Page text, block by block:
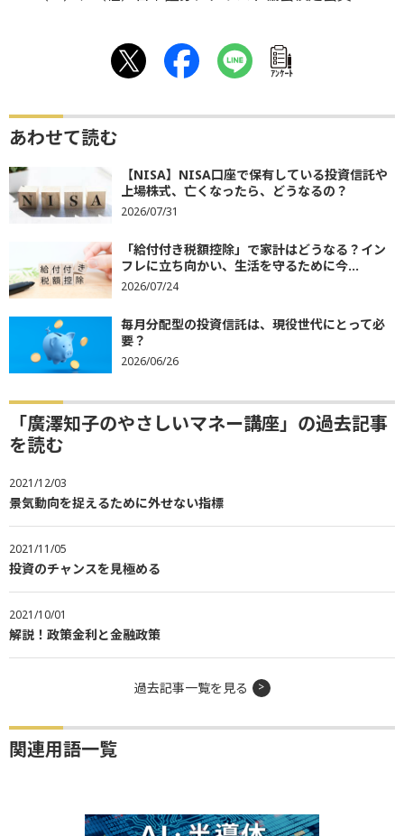
ｱﾝｹｰﾄ
あわせて読む
【NISA】NISA口座で保有している投資信託や
上場株式、亡くなったら、どうなるの？
2026/07/31
「給付付き税額控除」で家計はどうなる？イン
フレに立ち向かい、生活を守るために今...
2026/07/24
毎月分配型の投資信託は、現役世代にとって必
要？
2026/06/26
「廣澤知子のやさしいマネー講座」の過去記事
を読む
2021/12/03
景気動向を捉えるために外せない指標
2021/11/05
投資のチャンスを見極める
2021/10/01
解説！政策金利と金融政策
過去記事一覧を見る
関連用語一覧